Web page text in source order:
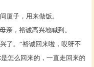
子，用来做饭。
，裕诚高兴地喊到。
了。 “裕诚回来啦，哎呀不
怎么回来的，一直走回来的